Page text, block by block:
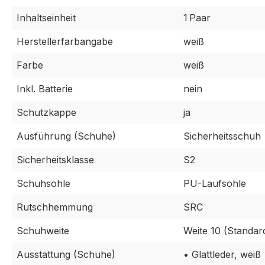
Inhaltseinheit
1 Paar
Herstellerfarbangabe
weiß
Farbe
weiß
Inkl. Batterie
nein
Schutzkappe
ja
Ausführung (Schuhe)
Sicherheitsschuh
Sicherheitsklasse
S2
Schuhsohle
PU-Laufsohle
Rutschhemmung
SRC
Schuhweite
Weite 10
Ausstattung (Schuhe)
• Glattleder, weiß